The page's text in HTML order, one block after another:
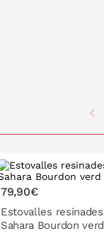
79,90€
Estovalles resinades
Sahara Bourdon verd